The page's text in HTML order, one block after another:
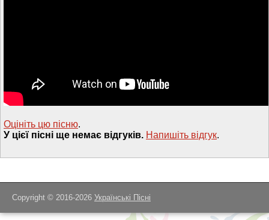
Оцініть цю пісню.
У цієї пісні ще немає відгуків. Напишiть вiдгук.
Copyright © 2016-2026 Українські Пісні